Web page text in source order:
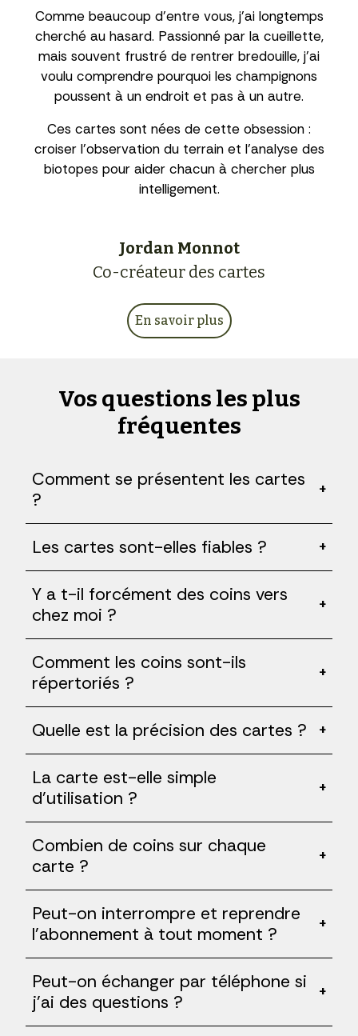
Comme beaucoup d’entre vous, j’ai longtemps
cherché au hasard. Passionné par la cueillette,
mais souvent frustré de rentrer bredouille, j’ai
voulu comprendre pourquoi les champignons
poussent à un endroit et pas à un autre.
Ces cartes sont nées de cette obsession :
croiser l’observation du terrain et l’analyse des
biotopes pour aider chacun à chercher plus
intelligement.
Jordan Monnot
Co-créateur des cartes
En savoir plus
Vos questions les plus
fréquentes
Comment se présentent les cartes
?
+
Les cartes sont-elles fiables ? +
Y a t-il forcément des coins vers
chez moi ?
+
Comment les coins sont-ils
répertoriés ?
+
Quelle est la précision des cartes ? +
La carte est-elle simple
d'utilisation ?
+
Combien de coins sur chaque
carte ?
+
Peut-on interrompre et reprendre
l'abonnement à tout moment ?
+
Peut-on échanger par téléphone si
j'ai des questions ?
+